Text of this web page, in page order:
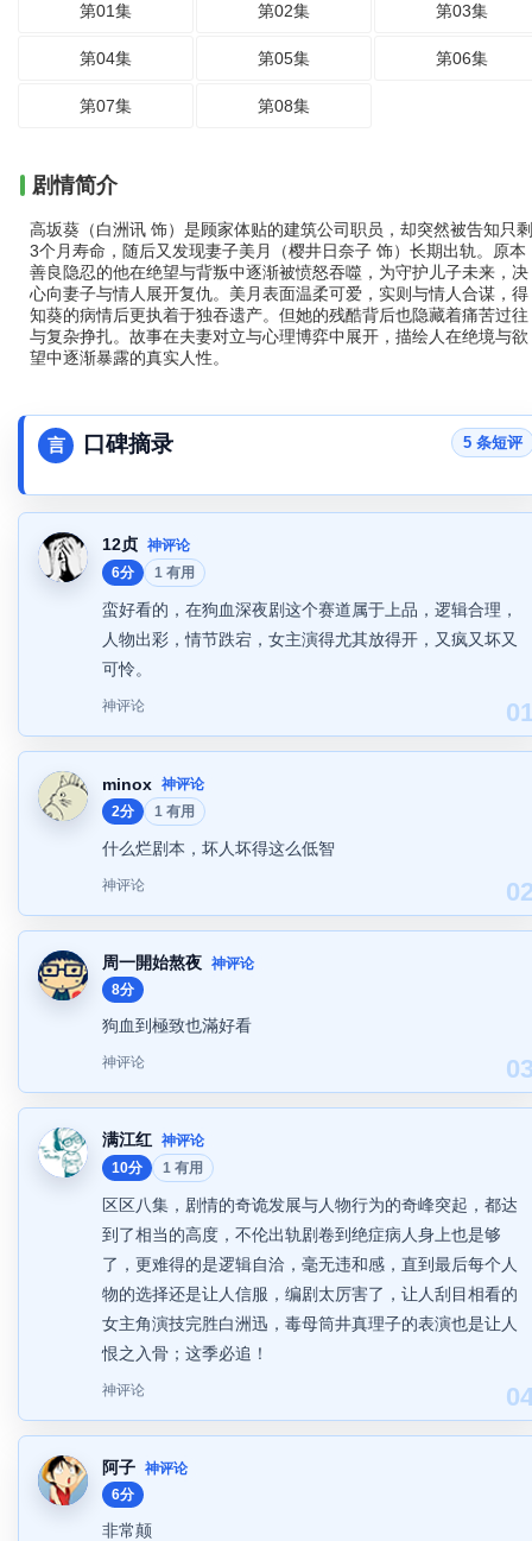
第01集 第02集 第03集
第04集 第05集 第06集
第07集 第08集
剧情简介
高坂葵（白洲讯 饰）是顾家体贴的建筑公司职员，却突然被告知只剩
3个月寿命，随后又发现妻子美月（樱井日奈子 饰）长期出轨。原本
善良隐忍的他在绝望与背叛中逐渐被愤怒吞噬，为守护儿子未来，决
心向妻子与情人展开复仇。美月表面温柔可爱，实则与情人合谋，得
知葵的病情后更执着于独吞遗产。但她的残酷背后也隐藏着痛苦过往
与复杂挣扎。故事在夫妻对立与心理博弈中展开，描绘人在绝境与欲
望中逐渐暴露的真实人性。
言 口碑摘录 5 条短评
12贞 神评论
6分
1 有用
蛮好看的，在狗血深夜剧这个赛道属于上品，逻辑合理，
人物出彩，情节跌宕，女主演得尤其放得开，又疯又坏又
可怜。
神评论
minox 神评论
2分
1 有用
什么烂剧本，坏人坏得这么低智
神评论
周一開始熬夜 神评论
8分
狗血到極致也滿好看
神评论
满江红 神评论
10分
1 有用
区区八集，剧情的奇诡发展与人物行为的奇峰突起，都达
到了相当的高度，不伦出轨剧卷到绝症病人身上也是够
了，更难得的是逻辑自洽，毫无违和感，直到最后每个人
物的选择还是让人信服，编剧太厉害了，让人刮目相看的
女主角演技完胜白洲迅，毒母筒井真理子的表演也是让人
恨之入骨；这季必追！
神评论
阿子 神评论
6分
非常颠